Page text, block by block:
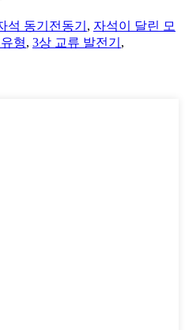
석 동기전동기 , 자석이 달린 모
형, 3상 교류 발전기 ,